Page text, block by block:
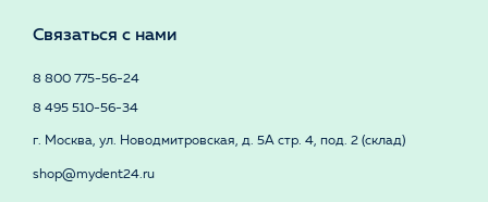
Связаться с нами
8 800 775-56-24
8 495 510-56-34
г. Москва, ул. Новодмитровская, д. 5А стр. 4, под. 2 (склад)
shop@mydent24.ru